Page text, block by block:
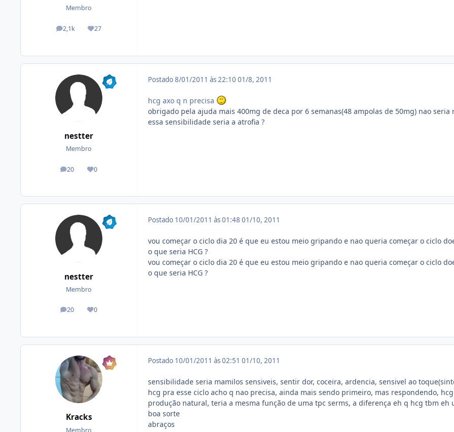
Membro
2,1k
posts 27
Reputação
nestter
Membro
20
posts 0
Reputação
Postado8/01/2011 às 22:10 01/8, 2011
hcg axo q n precisa
obrigado pela ajuda mais 400mg de deca por 6 semanas(48 ampolas de 50mg) nao seria
essa sensibilidade seria a atrofia ?
nestter
Membro
20
posts 0
Reputação
Postado 10/01/2011 às 01:48 01/10, 2011
vou começar o ciclo dia 20 é que eu estou meio gripando e nao queria começar o ciclo
o que seria HCG ?
vou começar o ciclo dia 20 é que eu estou meio gripando e nao queria começar o ciclo
o que seria HCG ?
Kracks
Membro
Postado 10/01/2011 às 02:51 01/10, 2011
sensibilidade seria mamilos sensiveis, sentir dor, coceira, ardencia, sensivel ao
hcg pra esse ciclo acho q nao precisa, ainda mais sendo primeiro, mas respondendo,
produção natural, teria a mesma função de uma tpc serms, a diferença eh q hcg tbm
boa sorte
abraços